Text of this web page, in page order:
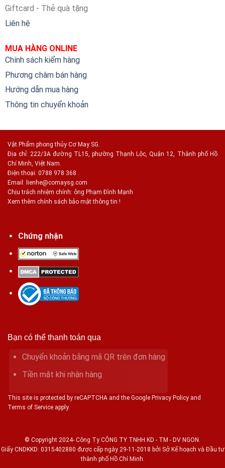
Giftcard - Thẻ quà tặng
Liên hệ
MUA HÀNG ONLINE
Chính sách kiểm hàng
Phương châm bán hàng
Hướng dẫn mua hàng
Thông tin chuyển khoản
Vật Phẩm phong thủy Cơ May SG.
Địa chỉ: 222/3A đường TL15, phường Thạnh Lộc, Quận 12, Thành phố Hồ
Chí Minh, Việt Nam.
Điện thoại: 0788 978 368 .
Email: lienhe@comaysg.com
Chịu trách nhiệm chính: ông Phạm Đình Mạnh
Xem thêm chính sách bảo mật thông tin !
Chứng nhận
Bạn có thể thanh toán qua
Chuyển khoản bằng mã QR trên đơn hàng
Tiền mặt khi nhận hàng
This site is protected by reCAPTCHA and the Google Privacy Policy and
Terms of Service apply.
© Copyright 2024- Công Ty CÔNG TY TNHH KD - TM - DV NGON.
Giấy CNDKKD: 0315402880 được cấp ngày 29-11-2018 bởi Sở Kế hoạch và Đầu tư
thành phố Hồ Chí Minh.